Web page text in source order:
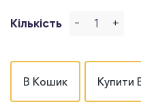
Кількість - +
В Кошик Купити